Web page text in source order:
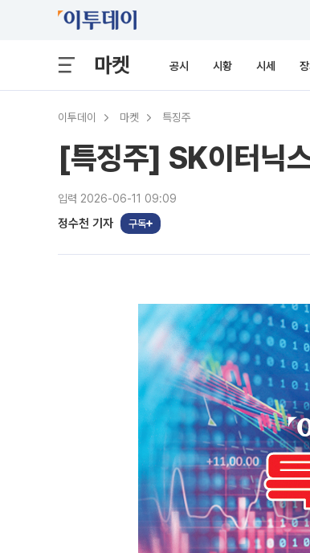
마켓 공시 시황 시세
이투데이 마켓 특징주
[특징주] SK이터닉
입력 2026-06-11 09:09
정수천 기자 구독